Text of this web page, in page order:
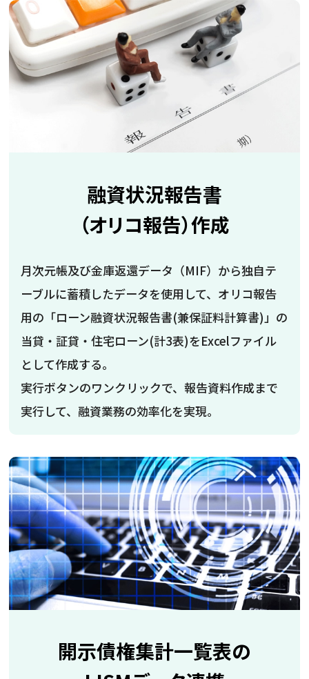
融資状況報告書
（オリコ報告）作成
月次元帳及び金庫返還データ（MIF）から独自テ
ーブルに蓄積したデータを使用して、オリコ報告
用の「ローン融資状況報告書(兼保証料計算書)」の
当貸・証貸・住宅ローン(計3表)をExcelファイル
として作成する。
実行ボタンのワンクリックで、報告資料作成まで
実行して、融資業務の効率化を実現。
開示債権集計一覧表の